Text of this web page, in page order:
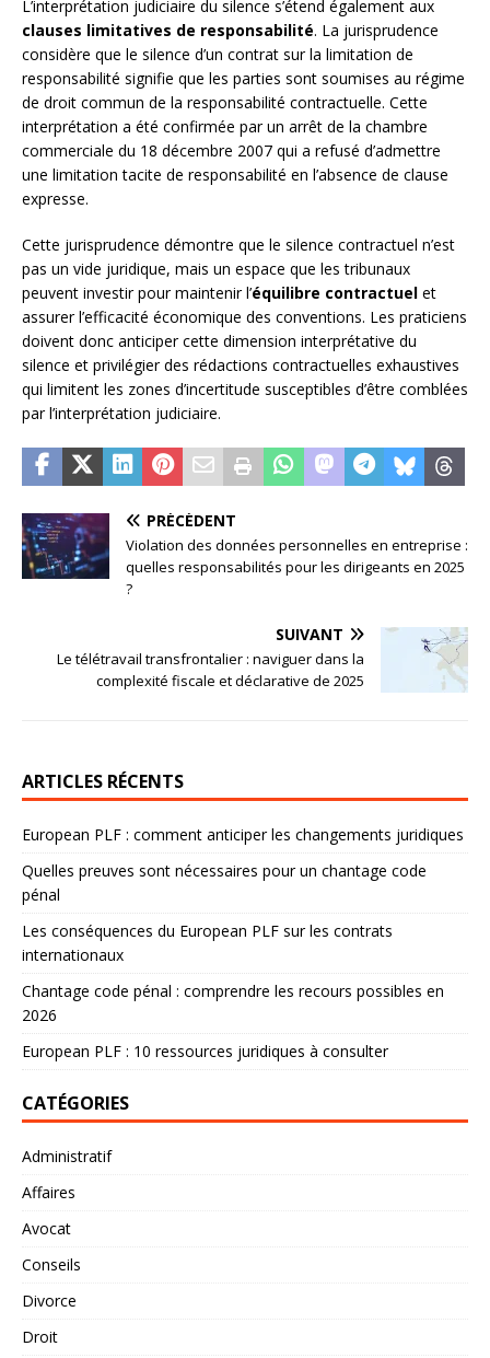
L’interprétation judiciaire du silence s’étend également aux
clauses limitatives de responsabilité. La jurisprudence
considère que le silence d’un contrat sur la limitation de
responsabilité signifie que les parties sont soumises au régime
de droit commun de la responsabilité contractuelle. Cette
interprétation a été confirmée par un arrêt de la chambre
commerciale du 18 décembre 2007 qui a refusé d’admettre
une limitation tacite de responsabilité en l’absence de clause
expresse.
Cette jurisprudence démontre que le silence contractuel n’est
pas un vide juridique, mais un espace que les tribunaux
peuvent investir pour maintenir l’équilibre contractuel et
assurer l’efficacité économique des conventions. Les praticiens
doivent donc anticiper cette dimension interprétative du
silence et privilégier des rédactions contractuelles exhaustives
qui limitent les zones d’incertitude susceptibles d’être comblées
par l’interprétation judiciaire.
PRÉCÉDENT
Violation des données personnelles en entreprise :
quelles responsabilités pour les dirigeants en 2025
?
SUIVANT
Le télétravail transfrontalier : naviguer dans la
complexité fiscale et déclarative de 2025
ARTICLES RÉCENTS
European PLF : comment anticiper les changements juridiques
Quelles preuves sont nécessaires pour un chantage code
pénal
Les conséquences du European PLF sur les contrats
internationaux
Chantage code pénal : comprendre les recours possibles en
2026
European PLF : 10 ressources juridiques à consulter
CATÉGORIES
Administratif
Affaires
Avocat
Conseils
Divorce
Droit